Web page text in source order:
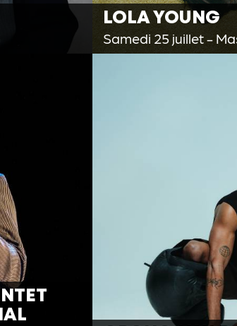
LOLA YOUNG
Samedi 25 juillet-